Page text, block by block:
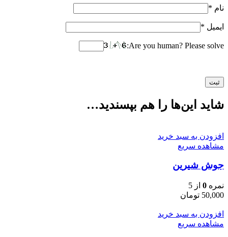
نام *
ایمیل *
Are you human? Please solve:
شاید این‌ها را هم بپسندید…
افزودن به سبد خرید
مشاهده سریع
جوش شیرین
نمره 0 از 5
50,000 تومان
افزودن به سبد خرید
مشاهده سریع